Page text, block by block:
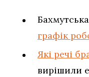
графік
Які речі
вирішили